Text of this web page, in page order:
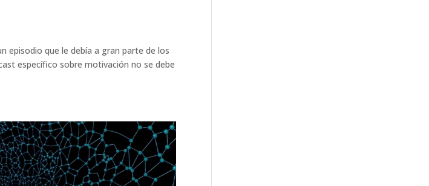
episodio que le debía a gran parte de los
específico sobre motivación no se debe